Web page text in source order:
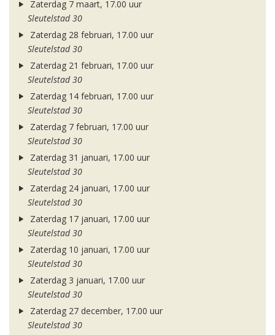
Zaterdag 7 maart, 17.00 uur
Sleutelstad 30
Zaterdag 28 februari, 17.00 uur
Sleutelstad 30
Zaterdag 21 februari, 17.00 uur
Sleutelstad 30
Zaterdag 14 februari, 17.00 uur
Sleutelstad 30
Zaterdag 7 februari, 17.00 uur
Sleutelstad 30
Zaterdag 31 januari, 17.00 uur
Sleutelstad 30
Zaterdag 24 januari, 17.00 uur
Sleutelstad 30
Zaterdag 17 januari, 17.00 uur
Sleutelstad 30
Zaterdag 10 januari, 17.00 uur
Sleutelstad 30
Zaterdag 3 januari, 17.00 uur
Sleutelstad 30
Zaterdag 27 december, 17.00 uur
Sleutelstad 30